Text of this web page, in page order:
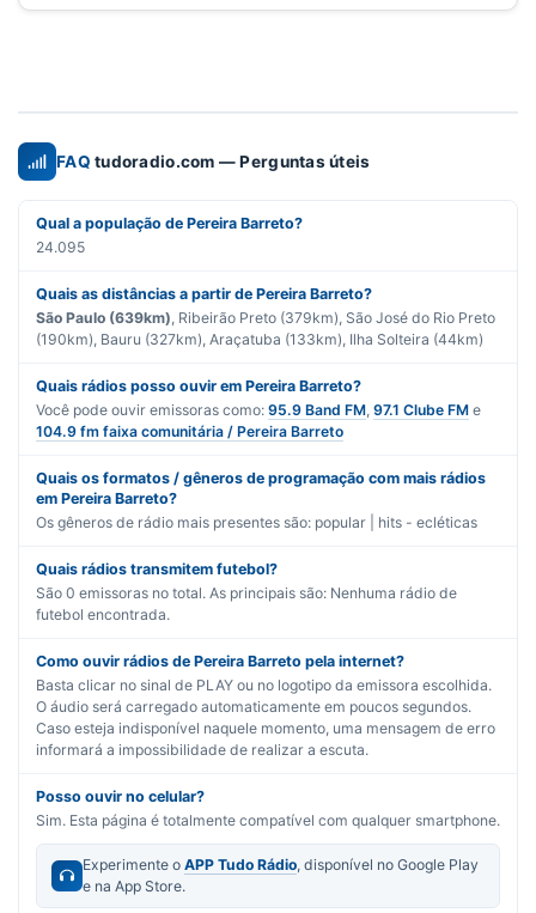
FAQ tudoradio.com — Perguntas úteis
Qual a população de Pereira Barreto?
24.095
Quais as distâncias a partir de Pereira Barreto?
São Paulo (639km) , Ribeirão Preto (379km), São José do Rio Preto
(190km), Bauru (327km), Araçatuba (133km), Ilha Solteira (44km)
Quais rádios posso ouvir em Pereira Barreto?
Você pode ouvir emissoras como: 95.9 Band FM 97.1 Clube FM e
104.9 fm faixa comunitária / Pereira Barreto
Quais os formatos / gêneros de programação com mais rádios
em Pereira Barreto?
Os gêneros de rádio mais presentes são: popular | hits - ecléticas
Quais rádios transmitem futebol?
São 0 emissoras no total. As principais são: Nenhuma rádio de
futebol encontrada.
Como ouvir rádios de Pereira Barreto pela internet?
Basta clicar no sinal de PLAY ou no logotipo da emissora escolhida.
O áudio será carregado automaticamente em poucos segundos.
Caso esteja indisponível naquele momento, uma mensagem de erro
informará a impossibilidade de realizar a escuta.
Posso ouvir no celular?
Sim. Esta página é totalmente compatível com qualquer smartphone.
Experimente o APP Tudo Rádio, disponível no Google Play
e na App Store.